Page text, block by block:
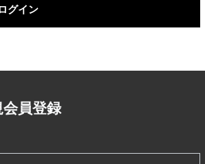
グイン
会員登録